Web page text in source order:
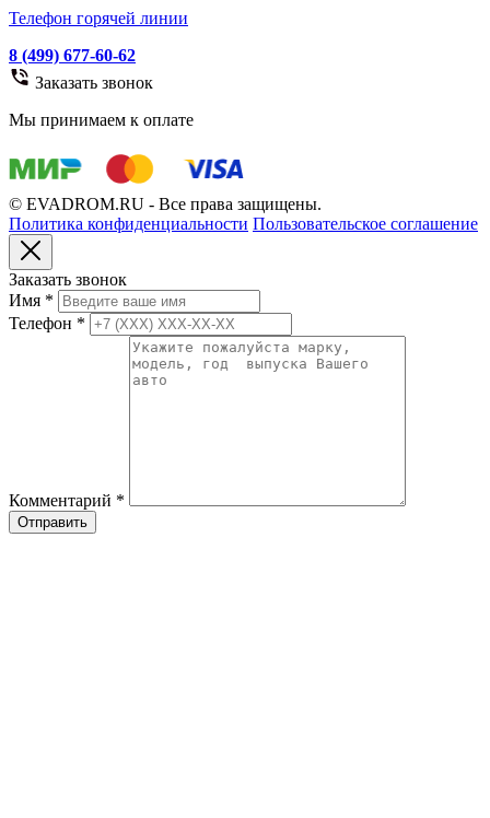
Телефон горячей линии
8 (499) 677-60-62
Заказать звонок
Мы принимаем к оплате
© EVADROM.RU - Все права защищены.
Политика конфиденциальности Пользовательское соглашение
Заказать звонок
Имя *
Телефон *
Комментарий *
Отправить